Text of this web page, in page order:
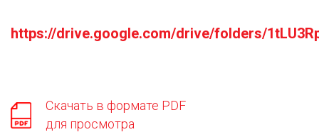
https://drive.google.com/drive/folders/
Скачать в формате PDF
для просмотра